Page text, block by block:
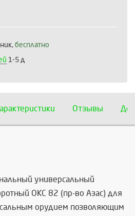
бесплатно
1-5 д
Отзывы
универсальный
ОКС 82 (пр-во Азас) для
орудием позволяющим